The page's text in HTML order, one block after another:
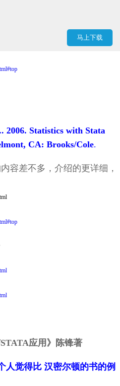
马上下载
2006. Statistics with Stata
CA: Brooks/Cole.
容差不多，介绍的更详细，
应用》陈锋著
人觉得比 汉密尔顿的书的例